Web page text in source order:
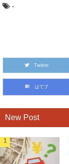
-
Twitter
はてブ
New Post